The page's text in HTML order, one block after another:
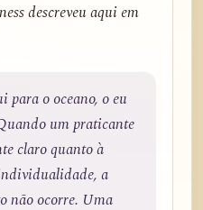
descreveu aqui em
para o oceano, o eu
um praticante
claro quanto à
a
não ocorre. Uma